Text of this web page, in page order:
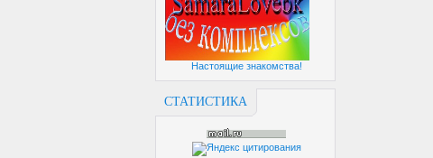
Настоящие знакомства!
СТАТИСТИКА